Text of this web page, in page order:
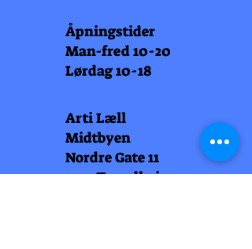
Åpningstider
Man-fred 10-20
Lørdag 10-18
Arti Læll
Midtbyen
Nordre Gate 11
7011 Trondheim